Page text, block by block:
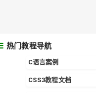
热门教程导航
C语言案例
CSS3教程文档